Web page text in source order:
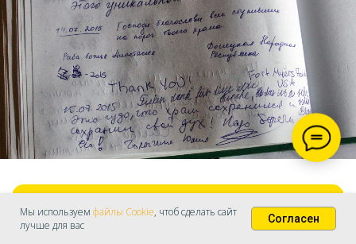
Кстати, именно в этом месте снимал сериал
ОФОРМИТЬ БЕСПЛАТНОЕ ХРАНЕНИЕ
Мы используем файлы Cookie, чтоб сделать сайт
лучше для вас
Согласен